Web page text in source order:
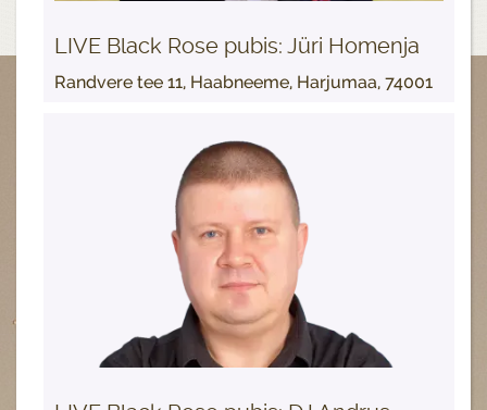
LIVE Black Rose pubis: Jüri Homenja
Randvere tee 11, Haabneeme, Harjumaa, 74001